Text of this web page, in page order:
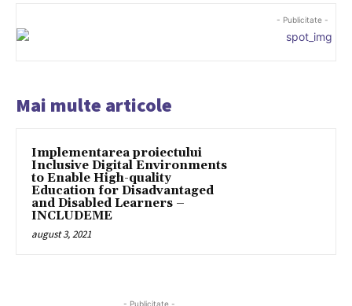
- Publicitate -
Mai multe articole
Implementarea proiectului
Inclusive Digital Environments
to Enable High-quality
Education for Disadvantaged
and Disabled Learners –
INCLUDEME
august 3, 2021
- Publicitate -